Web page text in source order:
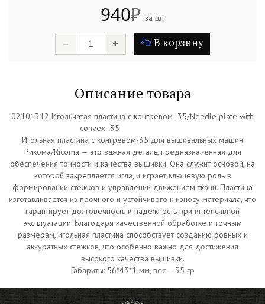
940₽ за шт
– + В корзину
Описание товара
02101312 Игольчатая пластина с конгревом -35/Needle plate with
convex -35
Игольная пластина с конгревом-35 для вышивальных машин
Рикома/Ricoma — это важная деталь, предназначенная для
обеспечения точности и качества вышивки. Она служит основой, на
которой закрепляется игла, и играет ключевую роль в
формировании стежков и управлении движением ткани. Пластина
изготавливается из прочного и устойчивого к износу материала, что
гарантирует долговечность и надежность при интенсивной
эксплуатации. Благодаря качественной обработке и точным
размерам, игольная пластина способствует созданию ровных и
аккуратных стежков, что особенно важно для достижения
высокого качества вышивки.
Габариты: 56*43*1 мм, вес – 35 гр